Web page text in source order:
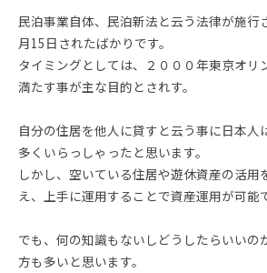
民泊事業自体、民泊新法と云う法律が施行
月15日されたばかりです。
タイミングとしては、２０００年東京オリ
満たす事が主な目的とされす。
自分の住居を他人に貸すと云う事に日本人
多くいらっしゃったと思います。
しかし、空いている住居や遊休資産の活用
え、上手に運用することで資産運用が可能
でも、何の知識もないしどうしたらいいの
方も多いと思います。